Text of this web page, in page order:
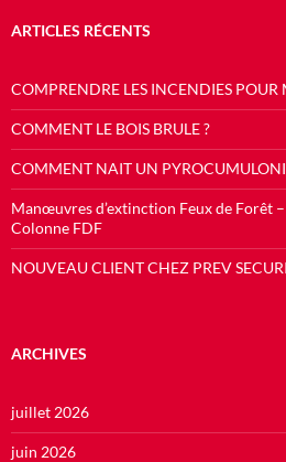
ARTICLES RÉCENTS
COMPRENDRE LES INCENDIES POUR
COMMENT LE BOIS BRULE ?
COMMENT NAIT UN
Manœuvres d’extinction Feux de Forêt
Colonne FDF
NOUVEAU CLIENT CHEZ PREV
ARCHIVES
juillet 2026
juin 2026